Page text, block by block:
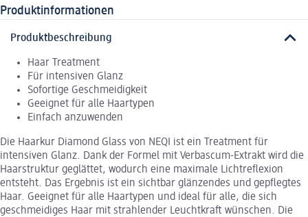
Produktinformationen
Produktbeschreibung
Haar Treatment
Für intensiven Glanz
Sofortige Geschmeidigkeit
Geeignet für alle Haartypen
Einfach anzuwenden
Die Haarkur Diamond Glass von NEQI ist ein Treatment für
intensiven Glanz. Dank der Formel mit Verbascum-Extrakt wird die
Haarstruktur geglättet, wodurch eine maximale Lichtreflexion
entsteht. Das Ergebnis ist ein sichtbar glänzendes und gepflegtes
Haar. Geeignet für alle Haartypen und ideal für alle, die sich
geschmeidiges Haar mit strahlender Leuchtkraft wünschen. Die